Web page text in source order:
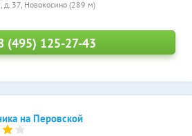
д. 37, Новокосино (289 м)
(495) 125-27-43
на Перовской